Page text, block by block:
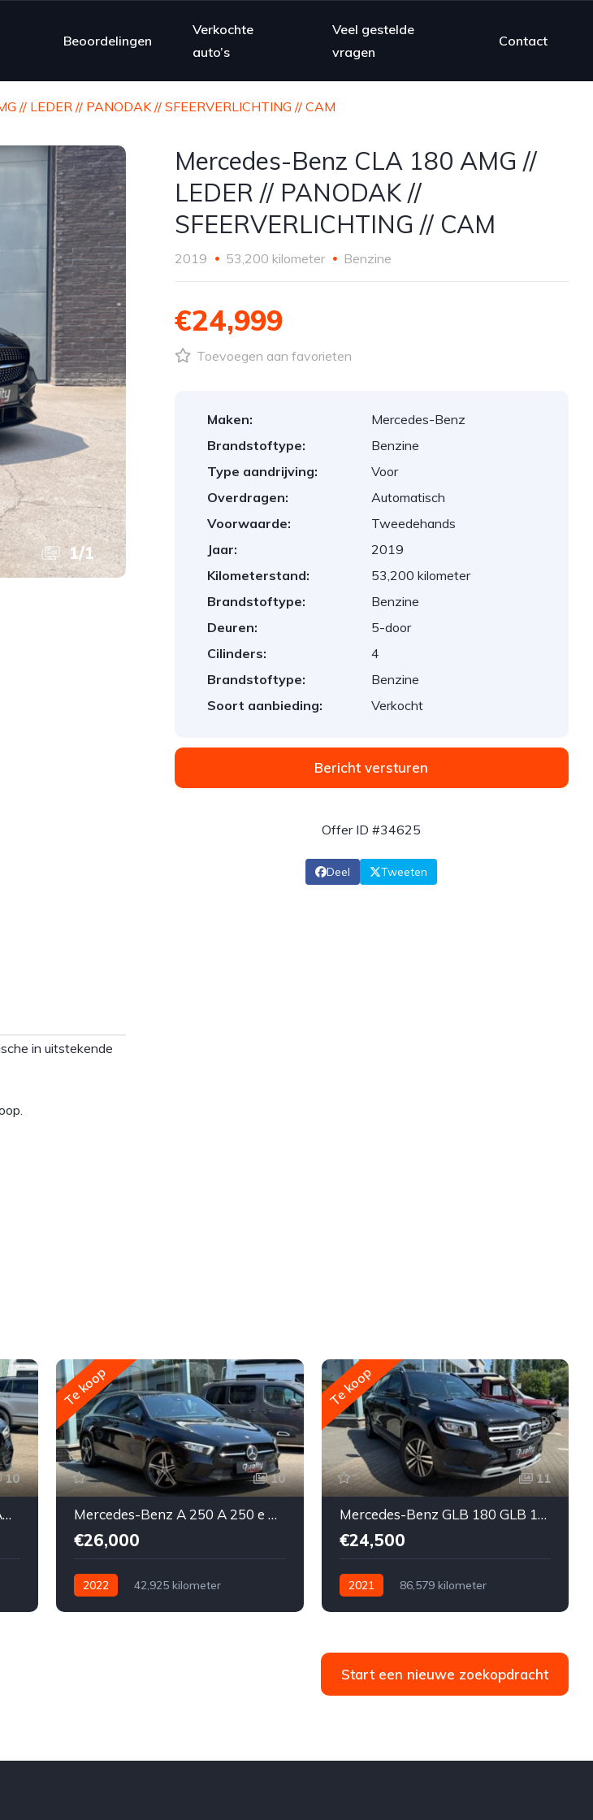
Beoordelingen
Verkochte
auto’s
Veel gestelde
vragen
Contact
// LEDER // PANODAK // SFEERVERLICHTING // CAM
1/1
in uitstekende
Mercedes-Benz CLA 180 AMG //
LEDER // PANODAK //
SFEERVERLICHTING // CAM
2019 53,200 kilometer Benzine
€24,999
Toevoegen aan favorieten
Maken:
Mercedes-Benz
Brandstoftype:
Benzine
Type aandrijving:
Voor
Overdragen:
Automatisch
Voorwaarde:
Tweedehands
Jaar:
2019
Kilometerstand:
53,200 kilometer
Brandstoftype:
Benzine
Deuren:
5-door
Cilinders:
4
Brandstoftype:
Benzine
Soort aanbieding:
Verkocht
Bericht versturen
Offer ID #34625
Deel Tweeten
10
Mercedes-Benz A 180 A 180 AMG Line // BLACK EDITION //
Te koop
10
Mercedes-Benz A 250 A 250 e PHEV Business Line
€26,000
2022
42,925 kilometer
Te koop
11
Mercedes-Benz GLB 180 GLB 180 d Business Solution
€24,500
2021
86,579 kilometer
€24,500
Te koop 5-door
Start een nieuwe zoekopdracht